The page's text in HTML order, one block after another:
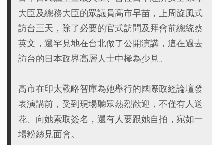
大臣及總務大臣的眾議員高市早苗，上周旋風式
訪台三天，除了必要的官式訪問及拜會前總統蔡
英文，還罕見地在台北做了公開演講，這在過去
訪台的日本政界高層人士中極為少見。
高市在印太戰略智庫為她舉行的國際政經論壇發
表演講前，受到現場聽眾熱烈歡迎，不僅有人送
花、向她索取簽名，還有人要跟她自拍，宛如一
場粉絲見面會。